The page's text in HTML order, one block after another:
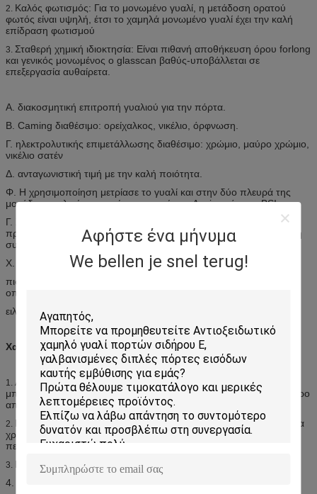
Αφήστε ένα μήνυμα
We bellen je snel terug!
2. Καλός φωτισμός: Για το μονωμένο γυαλί, η μετάδοση ορατού
φωτός είναι υψηλή, έτσι το χαμηλά μονωμένο γυαλί έχει την καλή
επίδραση φωτισμού
3. Σταθερή χημική ιδιοκτησία: Είναι πιθανή αποθήκευση όρου forlong
και γενικός μονωμένος ο glasscan βαθύς-υποβάλλεται σε
επεξεργασία αυθαίρετα.
Α. διακοσμητική επιτροπή γυαλιού για την πόρτα.
Β. Caming διαθέσιμο: ορείχαλκος, νικέλιο, όρφνωση.
Γ. ηλεκτρολυτικής επιμετάλλωσης διαθέσιμο: χρώμιο, μαύρο χρώμιο,
νικέλιο σατέν
Δ. ανταγωνιστική τιμή με την καλή ποιότητα.
Φ. Η χρησιμοποίηση μετρίασε το γυαλί και στην δύο πλευρά της
μονάδας γυαλιού, τα οποία συναντούν το Ansi, πρότυπα BSI.
Γ. Χρησιμοποιώντας το διακοσμητικό γυαλί όχι μόνο
προσωποποιήστε το σπίτι σας, αλλά και προσθέστε στην έκκληση
συγκρατήσεων του σπιτιού σας.
Χ. σχέδιο συνήθειας διαθέσιμο.
πιστεύουμε ότι η άριστη υπηρεσία ποιοτικής .first κατηγορίας, η
οποία σίγουρα ικανοποιώντας σας!
ειλικρινά οι επιχειρησιακές συζητήσεις με όλους τους πελάτες!
Χαρακτηριστικό γνώρισμα:
1. Απόδοση πυρκαγιάς: καμία αυθόρμητη καύση, όχι καύση, δεν
μπορεί να είναι αυτοεξολοθρευτική, ο δείκτης οξυγόνου περισσότερο
από 35%.
2. Εμφάνιση: η ομαλή εμφάνιση επιφάνειας, δεν ειναι απαραίτητο να
χρωματίσει τη συντήρηση, -40 έως σε 70 βαθμούς Κελσίου για
περισσότερο από 30 έτη κανονικής χρήσης.
3. Παράμετροι απόδοσης πίεσης αέρα (Wq): 3000Pa≤Wq
4. Παράμετροι pergofmance διαρροής αέρα (Qo) ≤5m3/m.h.